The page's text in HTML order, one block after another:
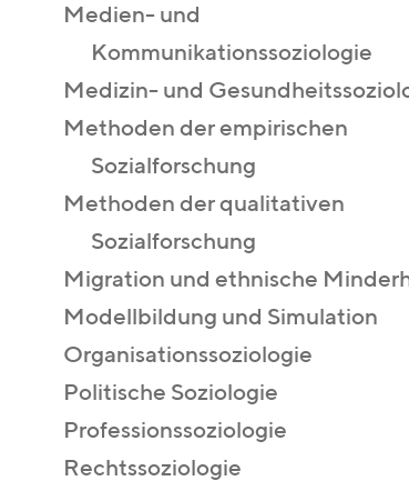
Medien- und
Kommunikationssoziologie
Medizin- und
Methoden der empirischen
Sozialforschung
Methoden der qualitativen
Sozialforschung
Migration und ethnische
Modellbildung und Simulation
Organisationssoziologie
Politische Soziologie
Professionssoziologie
Rechtssoziologie